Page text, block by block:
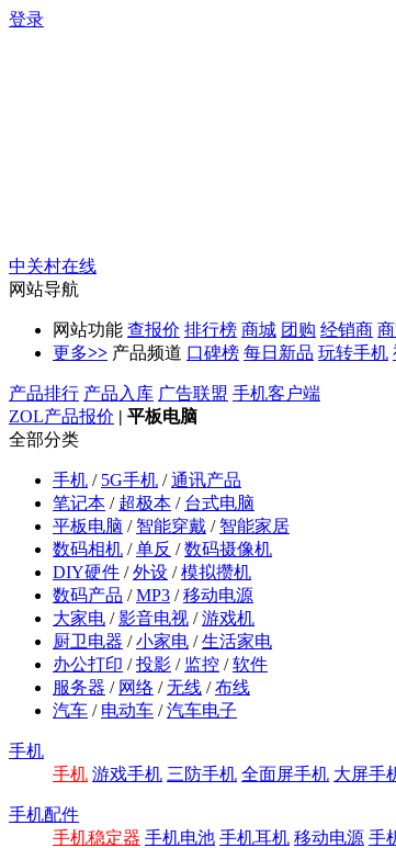
登录
中关村在线
网站导航
网站功能 查报价 排行榜 商城 团购 经销商
更多>> 产品频道 口碑榜 每日新品 玩转手机
产品排行 产品入库 广告联盟 手机客户端
ZOL产品报价 | 平板电脑
全部分类
手机 / 5G手机 /通讯产品
笔记本 / 超极本 / 台式电脑
平板电脑 / 智能穿戴 / 智能家居
数码相机 /单反 /数码摄像机
DIY硬件 /外设 /模拟攒机
数码产品 /MP3 /移动电源
大家电 /影音电视 /游戏机
厨卫电器 /小家电 /生活家电
办公打印 /投影 / 监控 /软件
服务器 / 网络 /无线 /布线
汽车 / 电动车 /汽车电子
手机
手机 游戏手机 三防手机 全面屏手机 大屏手
手机配件
手机稳定器 手机电池 手机耳机 移动电源 手